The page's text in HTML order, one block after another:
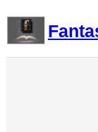
contenu